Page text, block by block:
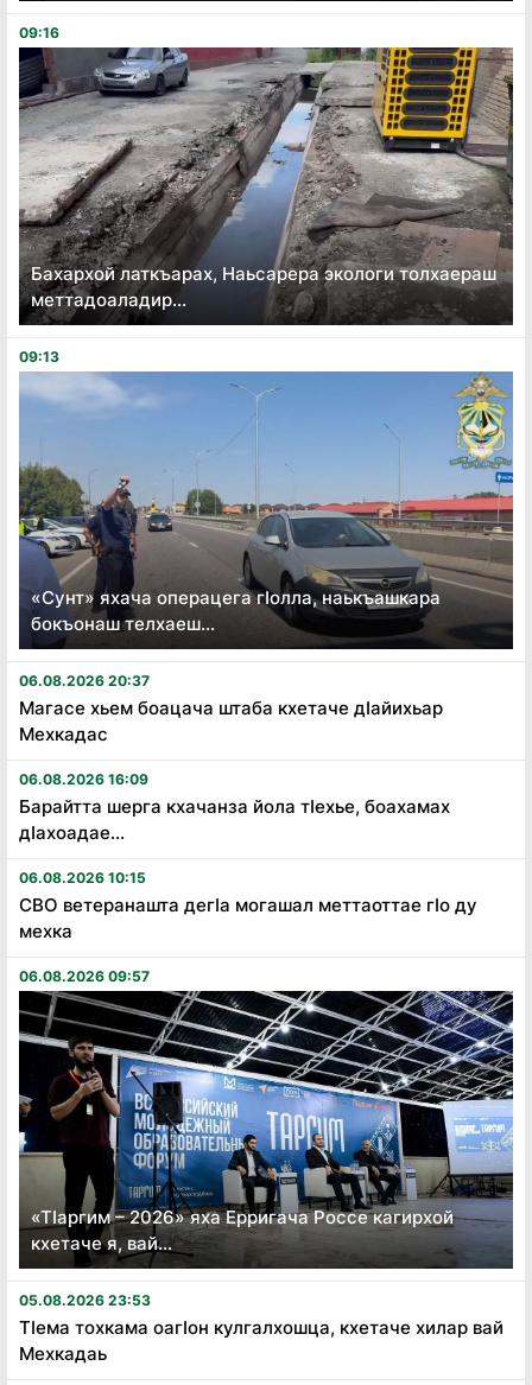
09:16
Бахархой латкъарах, Наьсарера экологи толхаераш
меттадоаладир...
09:13
«Сунт» яхача операцега гӏолла, наькъашкара
бокъонаш телхаеш...
06.08.2026 20:37
Магасе хьем боацача штаба кхетаче дӏайихьар
Мехкадас
06.08.2026 16:09
Барайтта шерга кхачанза йола тӏехье, боахамах
дӏахоадае...
06.08.2026 10:15
СВО ветеранашта дегӏа могашал меттаоттае гӏо ду
мехка
06.08.2026 09:57
«Тӏаргим – 2026» яха Ерригача Россе кагирхой
кхетаче я, вай...
05.08.2026 23:53
Тӏема тохкама оагӏон кулгалхошца, кхетаче хилар вай
Мехкадаь